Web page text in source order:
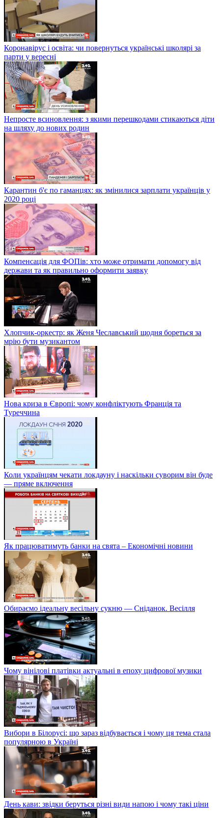
Коронавірус і освіта: чи повернуться українські школярі за
парти у вересні
Непросте всиновлення: з якими перешкодами стикаються діти
на шляху до нових родин
Карантин б'є по гаманцях: як змінилися зарплати українців у
2020 році
Компенсація для ФОПів: хто може отримати допомогу від
держави та як правильно оформити заявку
Хлопчик-оркестр: як Женя Чеславський щодня бореться за
мрію бути музикантом
Нова криза в Європі: чому конфліктують Франція та
Туреччина
Коли українцям чекати локдауну і наскільки суворим він буде
— пряме включення
Як працюватимуть банки на свята – Економічні новини
Обираємо ідеальну весільну сукню — Сніданок. Весілля
Чому вінілові платівки актуальні в епоху цифрової музики
Вибори в Білорусі: що зараз відбувається і чому ця тема стала
популярною в Україні
День кави: звідки беруться різні види напою і чому такі ціни